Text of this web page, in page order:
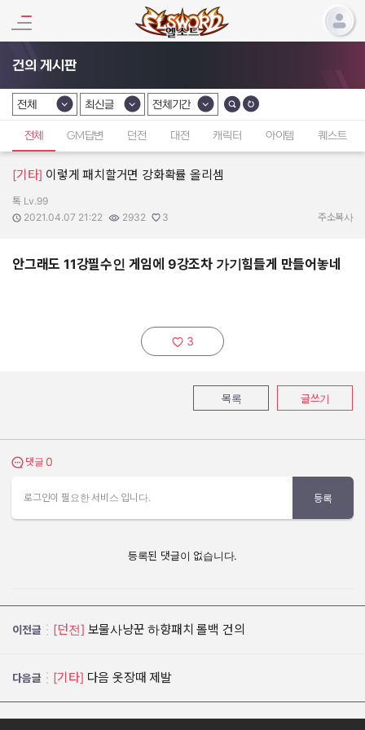
건의 게시판
카테고리 선택
전체
카테고리 선택
최신글
카테고리 선택
전체기간
전체 GM답변 던전 대전 캐릭터 아이템 퀘스트
[기타] 이렇게 패치할거면 강화확률 올리셈
작성자:
톡 Lv.99
작성일:
2021.04.07 21:22
조회수:
2932
추천수:
3 주소복사
안그래도 11강필수인 게임에 9강조차 가기힘들게 만들어놓네
추천하기:
3
목록 글쓰기
댓글 보기
댓글 0
로그인이 필요한 서비스 입니다. 등록
등록된 댓글이 없습니다.
이전글 [던전] 보물사냥꾼 하향패치 롤백 건의
다음글 [기타] 다음 옷장때 제발